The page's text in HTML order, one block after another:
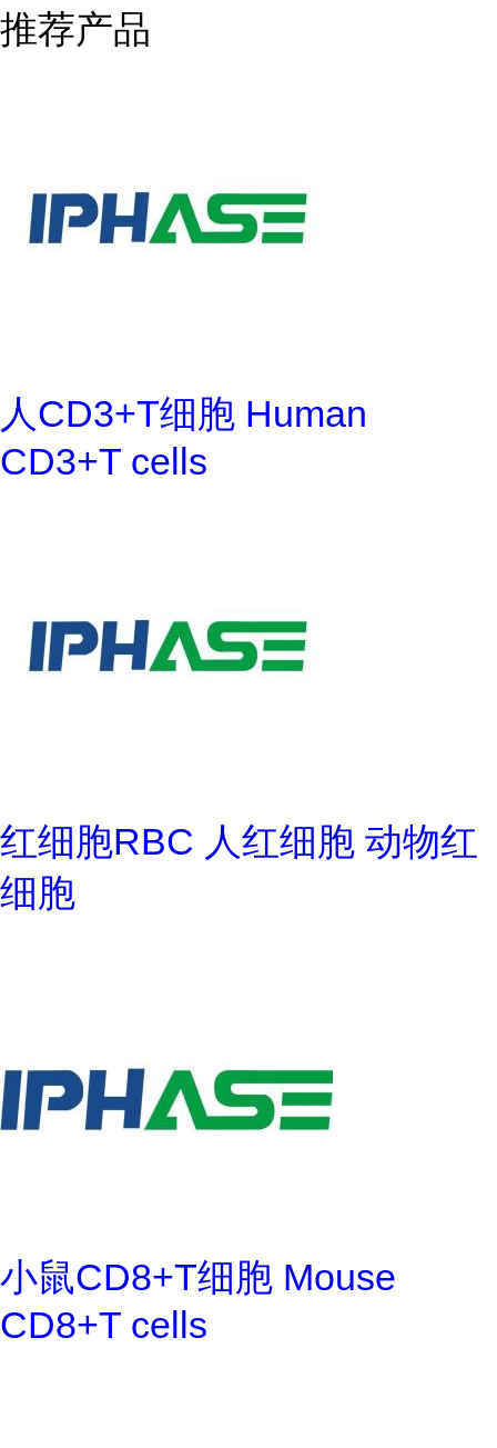
推荐产品
人CD3+T细胞 Human
CD3+T cells
红细胞RBC 人红细胞 动物红
细胞
小鼠CD8+T细胞 Mouse
CD8+T cells